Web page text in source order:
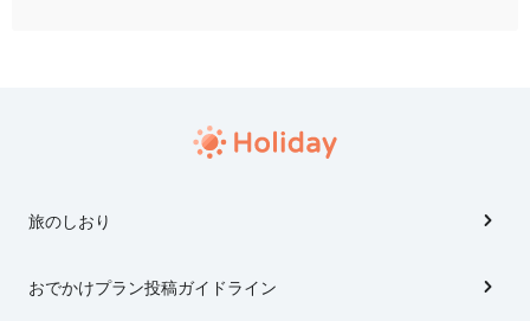
旅のしおり
おでかけプラン投稿ガイドライン